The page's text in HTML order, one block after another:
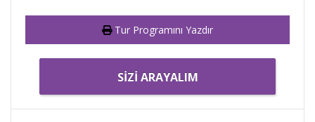
Tur Programını Yazdır
SIZI ARAYALIM